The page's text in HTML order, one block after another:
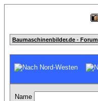
Baumaschinenbilder.de - Forum
Name